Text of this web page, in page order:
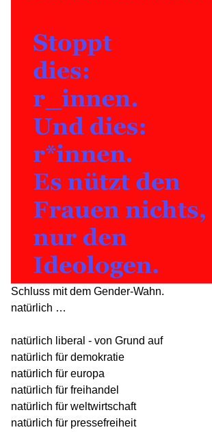
Schluss mit dem Gender-Wahn.
natürlich …
natürlich liberal - von Grund auf
natürlich für demokratie
natürlich für europa
natürlich für freihandel
natürlich für weltwirtschaft
natürlich für pressefreiheit